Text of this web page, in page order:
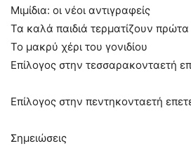
Μιμίδια: οι νέοι αντιγραφείς
Τα καλά παιδιά τερματίζουν πρώτα
Το μακρύ χέρι του γονιδίου
Επίλογος στην τεσσαρακονταετή
Επίλογος στην πεντηκονταετή
Σημειώσεις